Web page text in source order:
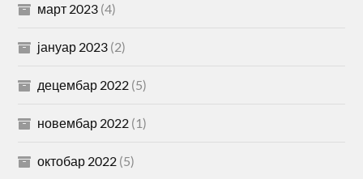
март 2023 (4)
јануар 2023 (2)
децембар 2022 (5)
новембар 2022 (1)
октобар 2022 (5)